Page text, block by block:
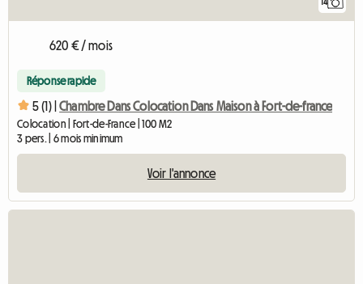
620 € / mois
Réponse rapide
5 (1) | Chambre Dans Colocation Dans Maison à Fort-de-france
Colocation | Fort-de-France | 100 M2
3 pers. | 6 mois minimum
Voir l'annonce